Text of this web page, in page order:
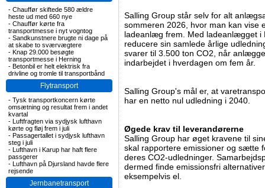
- Chauffør skiftede 580 ældre
heste ud med 660 nye
- Chauffør kørte fra
transportmesse i nyt vogntog
- Sandkunstnere brugte ni dage på
at skabe to sværvægtere
- Knap 29.000 besøgte
transportmesse i Herning
- Betonbil er helt elektrisk fra
drivline og tromle til transportbånd
Flytransport
- Tysk transportkoncern kørte
omsætning og resultat frem i andet
kvartal
- Luftfragten via sydjysk lufthavn
kørte og fløj frem i juli
- Passagertallet i sydjysk lufthavn
steg i juli
- Lufthavn i Karup har haft flere
passgerer
- Lufthavn på Djursland havde flere
rejsende
Jernbanetransport
Salling Group står selv for alt
sommeren 2026, hvor man kan vise
ladeanlæg frem. Med ladeanlægget i
reducere sin samlede årlige
svarer til 3.500 ton CO2, når
indarbejdet i hverdagen om fem år.
Salling Group's mål er, at
har en netto nul udledning i 2040.
Øgede krav til leverandørerne
Salling Group har øget kravene til
skal rapportere emissioner og sætte
deres CO2-udledninger.
dermed finde emissionsfri
eksempelvis el.